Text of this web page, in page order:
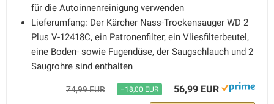
für die Autoinnenreinigung verwenden
Lieferumfang: Der Kärcher Nass-Trockensauger WD 2
Plus V-12418C, ein Patronenfilter, ein Vliesfilterbeutel,
eine Boden- sowie Fugendüse, der Saugschlauch und 2
Saugrohre sind enthalten
74,99 EUR −18,00 EUR 56,99 EUR